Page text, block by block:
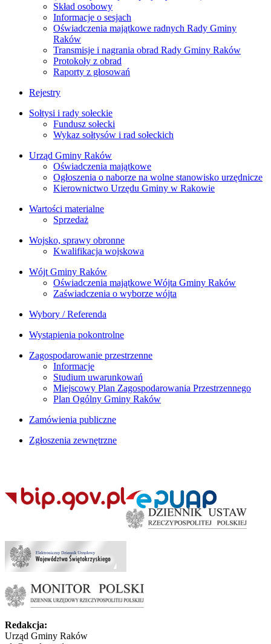
Skład osobowy
Informacje o sesjach
Oświadczenia majątkowe radnych Rady Gminy
Raków
Transmisje i nagrania obrad Rady Gminy Raków
Protokoły z obrad
Raporty z głosowań
Rejestry
Sołtysi i rady sołeckie
Fundusz sołecki
Wykaz sołtysów i rad sołeckich
Urząd Gminy Raków
Oświadczenia majątkowe
Ogłoszenia o naborze na wolne stanowisko urzędnicze
Kierownictwo Urzędu Gminy w Rakowie
Wartości materialne
Sprzedaż
Wojsko, sprawy obronne
Kwalifikacja wojskowa
Wójt Gminy Raków
Oświadczenia majątkowe Wójta Gminy Raków
Zaświadczenia o wyborze wójta
Wybory / Referenda
Wystąpienia pokontrolne
Zagospodarowanie przestrzenne
Informacje
Studium uwarunkowań
Miejscowy Plan Zagospodarowania Przestrzennego
Plan Ogólny Gminy Raków
Zamówienia publiczne
Zgłoszenia zewnętrzne
Redakcja:
Urząd Gminy Raków